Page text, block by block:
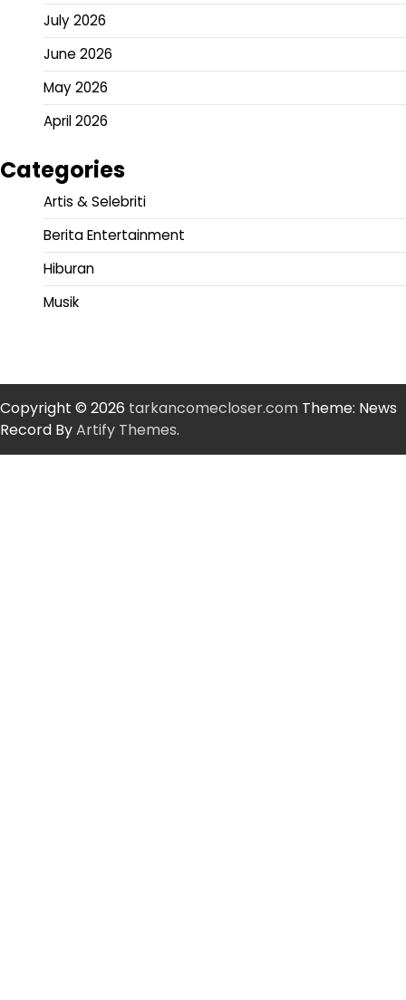
July 2026
June 2026
May 2026
April 2026
Categories
Artis & Selebriti
Berita Entertainment
Hiburan
Musik
Copyright © 2026 tarkancomecloser.com Theme: News
Record ByArtify Themes.